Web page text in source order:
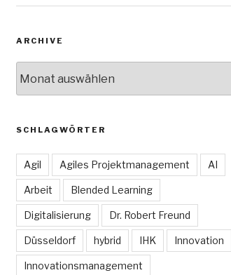
ARCHIVE
SCHLAGWÖRTER
Agil Agiles Projektmanagement AI
Arbeit Blended Learning
Digitalisierung Dr. Robert Freund
Düsseldorf hybrid IHK Innovation
Innovationsmanagement